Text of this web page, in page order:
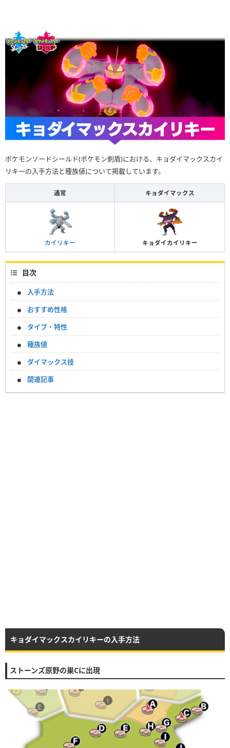
ポケモンソードシールド(ポケモン剣盾)における、キョダイマックスカイ
リキーの入手方法と種族値について掲載しています。
通常 キョダイマックス
カイリキー キョダイカイリキー
目次
入手方法
おすすめ性格
タイプ・特性
種族値
ダイマックス技
関連記事
キョダイマックスカイリキーの入手方法
ストーンズ原野の巣Cに出現